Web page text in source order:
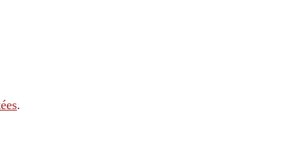
.